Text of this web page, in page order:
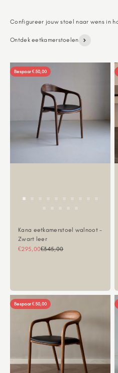
Ontdek eetkamerstoelen
Bespaar €50,00
Kana eetkamerstoel walnoot -
Zwart leer
Aanbiedingsprijs
€295,00Normale prijs
€345,00
Bespaar €50,00